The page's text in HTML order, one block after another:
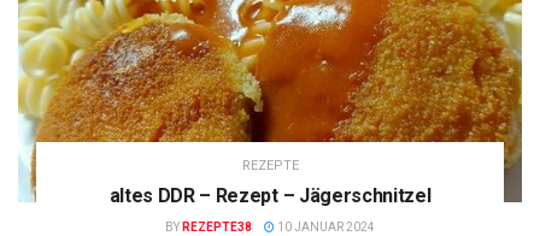
REZEPTE
altes DDR – Rezept – Jägerschnitzel
BY REZEPTE38 10 JANUAR 2024